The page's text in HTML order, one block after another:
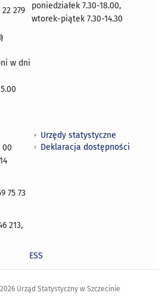
279
w dni
poniedziałek 7.30-18.00,
wtorek-piątek 7.30-14.30
00
75 73
213,
Urzędy statystyczne
Deklaracja dostępności
ESS
Urząd Statystyczny w Szczecinie